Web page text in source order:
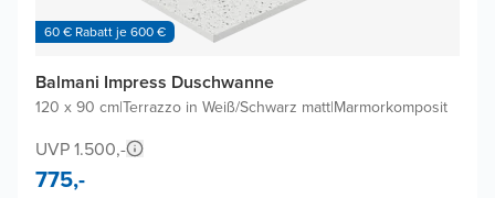
60 € Rabatt je 600 €
Balmani Impress Duschwanne
120 x 90 cm|Terrazzo in Weiß/Schwarz matt|Marmorkomposit
UVP 1.500,-
775,-